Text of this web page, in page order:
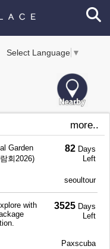
Select Language ▼
more..
Garden
회2026)
82 Days
Left
seoultour
with
3525 Days
Left
Paxscuba